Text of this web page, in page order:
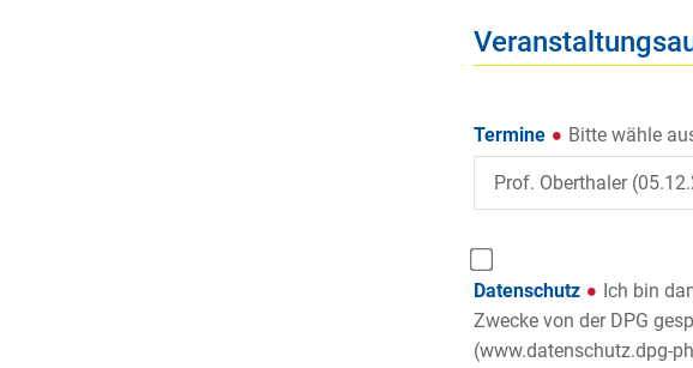
Termine Bitte wähle
Datenschutz
Ich bin
Zwecke von der DPG
(www.datenschutz.dpg-